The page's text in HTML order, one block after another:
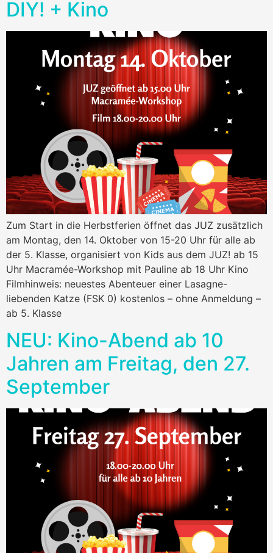
DIY! + Kino
Zum Start in die Herbstferien öffnet das JUZ zusätzlich
am Montag, den 14. Oktober von 15-20 Uhr für alle ab
der 5. Klasse, organisiert von Kids aus dem JUZ! ab 15
Uhr Macramée-Workshop mit Pauline ab 18 Uhr Kino
Filmhinweis: neuestes Abenteuer einer Lasagne-
liebenden Katze (FSK 0) kostenlos – ohne Anmeldung –
ab 5. Klasse
NEU: Kino-Abend ab 10
Jahren am Freitag, den 27.
September